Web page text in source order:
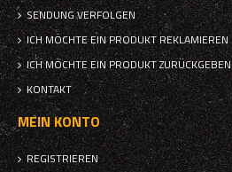
SENDUNG VERFOLGEN
ICH MÖCHTE EIN PRODUKT REKLAMIEREN
ICH MÖCHTE EIN PRODUKT ZURÜCKGEBEN
KONTAKT
MEIN KONTO
REGISTRIEREN